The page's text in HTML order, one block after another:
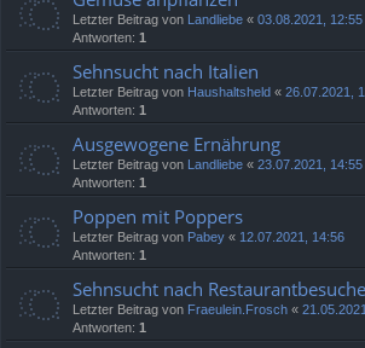
Letzter Beitrag von Landliebe « 03.08.2021, 12:55
Antworten: 1
Sehnsucht nach Italien
Letzter Beitrag von Haushaltsheld « 26.07.2021,
Antworten: 1
Ausgewogene Ernährung
Letzter Beitrag von Landliebe « 23.07.2021, 14:55
Antworten: 1
Poppen mit Poppers
Letzter Beitrag von Pabey « 12.07.2021, 14:56
Antworten: 1
Sehnsucht nach
Letzter Beitrag von Fraeulein.Frosch «
Antworten: 1